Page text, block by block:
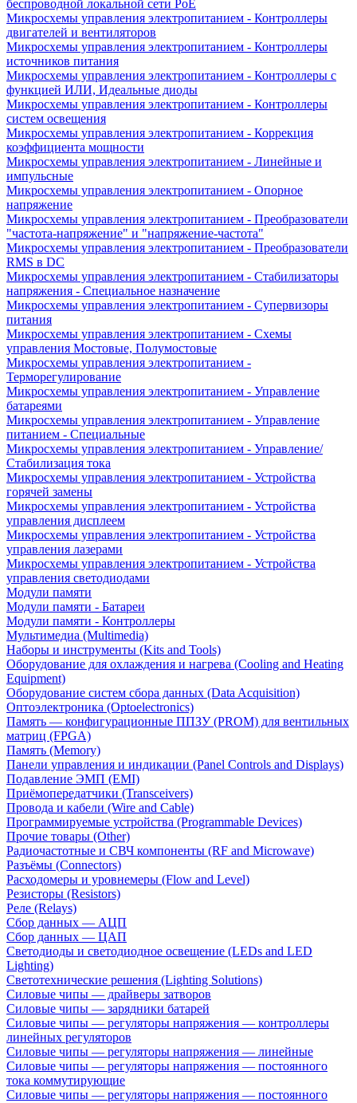
беспроводной локальной сети PoE
Микросхемы управления электропитанием - Контроллеры
двигателей и вентиляторов
Микросхемы управления электропитанием - Контроллеры
источников питания
Микросхемы управления электропитанием - Контроллеры с
функцией ИЛИ, Идеальные диоды
Микросхемы управления электропитанием - Контроллеры
систем освещения
Микросхемы управления электропитанием - Коррекция
коэффициента мощности
Микросхемы управления электропитанием - Линейные и
импульсные
Микросхемы управления электропитанием - Опорное
напряжение
Микросхемы управления электропитанием - Преобразователи
"частота-напряжение" и "напряжение-частота"
Микросхемы управления электропитанием - Преобразователи
RMS в DC
Микросхемы управления электропитанием - Стабилизаторы
напряжения - Специальное назначение
Микросхемы управления электропитанием - Супервизоры
питания
Микросхемы управления электропитанием - Схемы
управления Мостовые, Полумостовые
Микросхемы управления электропитанием -
Терморегулирование
Микросхемы управления электропитанием - Управление
батареями
Микросхемы управления электропитанием - Управление
питанием - Специальные
Микросхемы управления электропитанием - Управление/
Стабилизация тока
Микросхемы управления электропитанием - Устройства
горячей замены
Микросхемы управления электропитанием - Устройства
управления дисплеем
Микросхемы управления электропитанием - Устройства
управления лазерами
Микросхемы управления электропитанием - Устройства
управления светодиодами
Модули памяти
Модули памяти - Батареи
Модули памяти - Контроллеры
Мультимедиа (Multimedia)
Наборы и инструменты (Kits and Tools)
Оборудование для охлаждения и нагрева (Cooling and Heating
Equipment)
Оборудование систем сбора данных (Data Acquisition)
Оптоэлектроника (Optoelectronics)
Память — конфигурационные ППЗУ (PROM) для вентильных
матриц (FPGA)
Память (Memory)
Панели управления и индикации (Panel Controls and Displays)
Подавление ЭМП (EMI)
Приёмопередатчики (Transceivers)
Провода и кабели (Wire and Cable)
Программируемые устройства (Programmable Devices)
Прочие товары (Other)
Радиочастотные и СВЧ компоненты (RF and Microwave)
Разъёмы (Connectors)
Расходомеры и уровнемеры (Flow and Level)
Резисторы (Resistors)
Реле (Relays)
Сбор данных — АЦП
Сбор данных — ЦАП
Светодиоды и светодиодное освещение (LEDs and LED
Lighting)
Светотехнические решения (Lighting Solutions)
Силовые чипы — драйверы затворов
Силовые чипы — зарядники батарей
Силовые чипы — регуляторы напряжения — контроллеры
линейных регуляторов
Силовые чипы — регуляторы напряжения — линейные
Силовые чипы — регуляторы напряжения — постоянного
тока коммутирующие
Силовые чипы — регуляторы напряжения — постоянного